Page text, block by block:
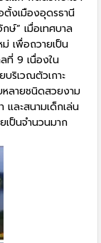
งเมืองอุดรธานี
ษ์” เมื่อเทศบาล
เพื่อถวายเป็น
ลที่ 9 เนื่องใน
ริเวณตัวเกาะ
ลายชนิดสวยงาม
และสนามเด็กเล่น
เป็นจำนวนมาก